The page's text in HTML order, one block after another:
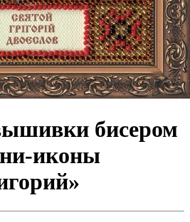
бисером
иконы